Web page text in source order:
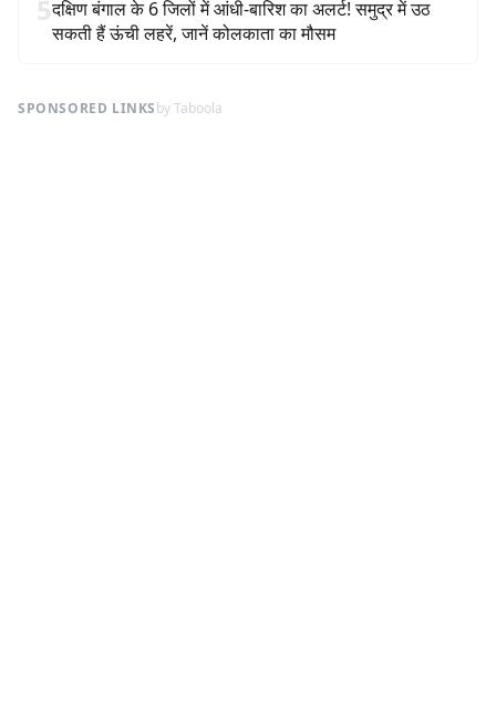
5दक्षिण बंगाल के 6 जिलों में आंधी-बारिश का अलर्ट! समुद्र में उठ
सकती हैं ऊंची लहरें, जानें कोलकाता का मौसम
SPONSORED LINKSby Taboola